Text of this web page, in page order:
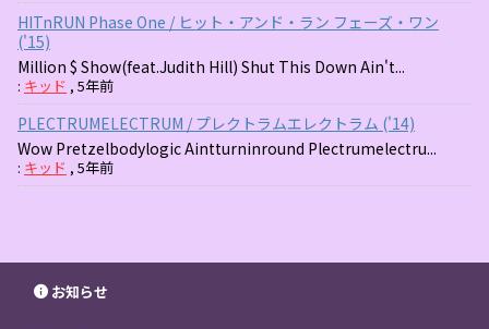
HITnRUN Phase One / ヒット・アンド・ラン フェーズ・ワン
('15)
Million $ Show(feat.Judith Hill) Shut This Down Ain't...
: キッド , 5年前
PLECTRUMELECTRUM / プレクトラムエレクトラム ('14)
Wow Pretzelbodylogic Aintturninround Plectrumelectru...
: キッド , 5年前
お知らせ